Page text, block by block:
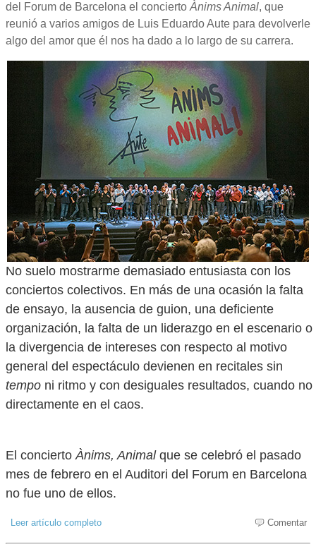
del Forum de Barcelona el concierto Ànims Animal, que
reunió a varios amigos de Luis Eduardo Aute para devolverle
algo del amor que él nos ha dado a lo largo de su carrera.
No suelo mostrarme demasiado entusiasta con los
conciertos colectivos. En más de una ocasión la falta
de ensayo, la ausencia de guion, una deficiente
organización, la falta de un liderazgo en el escenario o
la divergencia de intereses con respecto al motivo
general del espectáculo devienen en recitales sin
tempo ni ritmo y con desiguales resultados, cuando no
directamente en el caos.
El conciertoÀnims, Animalque se celebró el pasado
mes de febrero en el Auditori del Forum en Barcelona
no fue uno de ellos.
Leer artículo completo Comentar